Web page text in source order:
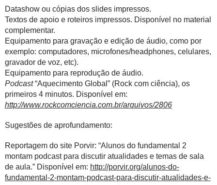
Datashow ou cópias dos slides impressos.
Textos de apoio e roteiros impressos. Disponível no material
complementar.
Equipamento para gravação e edição de áudio, como por
exemplo: computadores, microfones/headphones, celulares,
gravador de voz, etc).
Equipamento para reprodução de áudio.
Podcast“Aquecimento Global” (Rock com ciência), os
primeiros 4 minutos. Disponível em:
http://www.rockcomciencia.com.br/arquivos/2806
Sugestões de aprofundamento:
Reportagem do site Porvir: “Alunos do fundamental 2
montam podcast para discutir atualidades e temas de sala
de aula.” Disponível em: http://porvir.org/alunos-do-
fundamental-2-montam-podcast-para-discutir-atualidades-e-